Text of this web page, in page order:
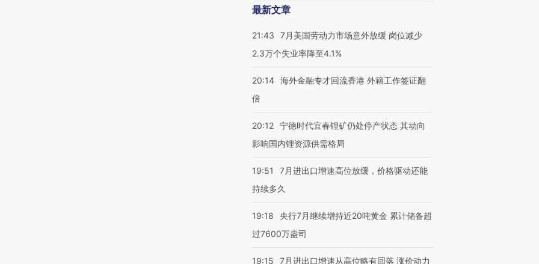
最新文章
21:43
7月美国劳动力市场意外放缓 岗位减少
2.3万个失业率降至4.1%
20:14 海外金融专才回流香港 外籍工作签证翻
倍
20:12 宁德时代宜春锂矿仍处停产状态 其动向
影响国内锂资源供需格局
19:51
7月进出口增速高位放缓，价格驱动还能
持续多久
19:18
央行7月继续增持近20吨黄金 累计储备超
过7600万盎司
19:15
7月进出口增速从高位略有回落 涨价动力